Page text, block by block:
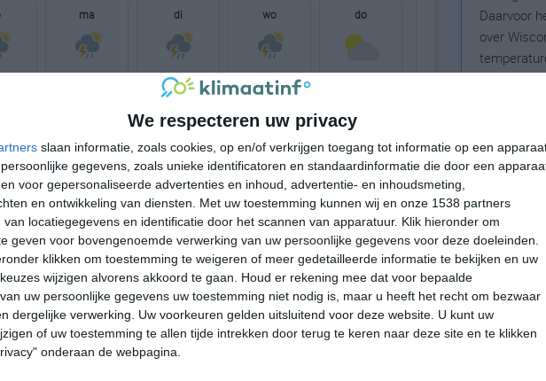
We respecteren uw privacy
slaan informatie, zoals cookies, op en/of verkrijgen toegang tot informatie op een
gegevens, zoals unieke identificatoren en standaardinformatie die door een
voor gepersonaliseerde advertenties en inhoud, advertentie- en inhoudsmeting,
en ontwikkeling van diensten.
Met uw toestemming kunnen wij en onze 1538 partners
van locatiegegevens en identificatie door het scannen van apparatuur. Klik hieronder om
geven voor bovengenoemde verwerking van uw persoonlijke gegevens voor deze doeleinden.
klikken om toestemming te weigeren of meer gedetailleerde informatie te bekijken en uw
wijzigen alvorens akkoord te gaan.
Houd er rekening mee dat voor bepaalde
uw persoonlijke gegevens uw toestemming niet nodig is, maar u heeft het recht om bezwaar
dergelijke verwerking. Uw voorkeuren gelden uitsluitend voor deze website. U kunt uw
of uw toestemming te allen tijde intrekken door terug te keren naar deze site en te klikken
onderaan de webpagina.
ma di
25° 18°
wo
16°
do
28°C 26°C 22°C 21°C
13:00 16:00 19:00 22:00 01:00
13:00 16:00 19:00 22:00 01:00
ZZW 2 ZW 3 ZW 3 ZW 2 WZW 2
13:00 16:00
Daarvoor
over
sneeuw
Beste
Het weer
reizen.
maanden
reizen? Op